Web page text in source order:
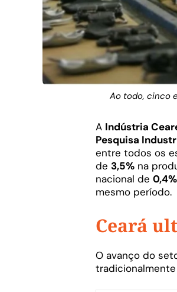
Ao todo, cinco
A Indústria
Pesquisa
entre todos os
de 3,5% na
nacional de 0,4%
mesmo período.
Ceará
O avanço do